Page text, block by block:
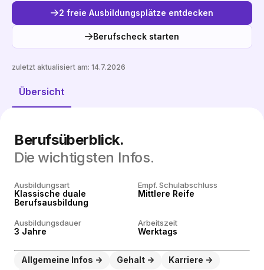
2 freie Ausbildungsplätze entdecken
Berufscheck starten
Übersicht
zuletzt aktualisiert am: 14.7.2026
Berufsüberblick.
Die wichtigsten Infos.
Ausbildungsart
Klassische duale
Berufsausbildung
Empf. Schulabschluss
Mittlere Reife
Ausbildungsdauer
3 Jahre
Arbeitszeit
Werktags
Allgemeine Infos Gehalt
Karriere